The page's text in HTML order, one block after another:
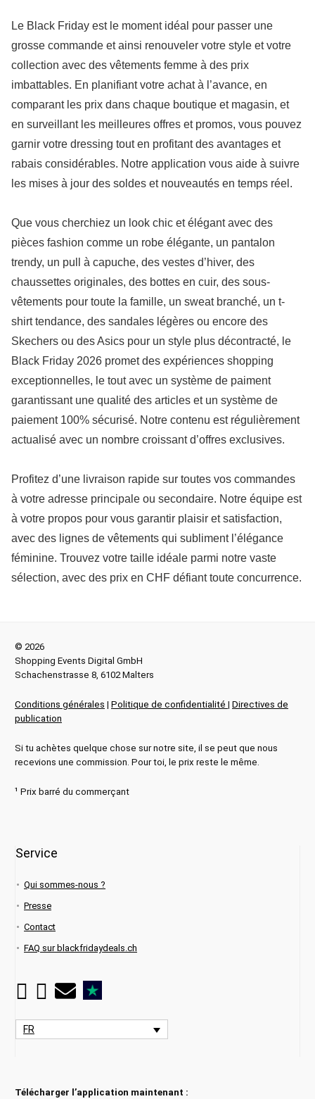
Le Black Friday est le moment idéal pour passer une
grosse commande et ainsi renouveler votre style et votre
collection avec des vêtements femme à des prix
imbattables. En planifiant votre achat à l’avance, en
comparant les prix dans chaque boutique et magasin, et
en surveillant les meilleures offres et promos, vous pouvez
garnir votre dressing tout en profitant des avantages et
rabais considérables. Notre application vous aide à suivre
les mises à jour des soldes et nouveautés en temps réel.
Que vous cherchiez un look chic et élégant avec des
pièces fashion comme un robe élégante, un pantalon
trendy, un pull à capuche, des vestes d’hiver, des
chaussettes originales, des bottes en cuir, des sous-
vêtements pour toute la famille, un sweat branché, un t-
shirt tendance, des sandales légères ou encore des
Skechers ou des Asics pour un style plus décontracté, le
Black Friday 2026 promet des expériences shopping
exceptionnelles, le tout avec un système de paiment
garantissant une qualité des articles et un système de
paiement 100% sécurisé. Notre contenu est régulièrement
actualisé avec un nombre croissant d’offres exclusives.
Profitez d’une livraison rapide sur toutes vos commandes
à votre adresse principale ou secondaire. Notre équipe est
à votre propos pour vous garantir plaisir et satisfaction,
avec des lignes de vêtements qui subliment l’élégance
féminine. Trouvez votre taille idéale parmi notre vaste
sélection, avec des prix en CHF défiant toute concurrence.
© 2026
Shopping Events Digital GmbH
Schachenstrasse 8, 6102 Malters
Conditions générales | Politique de confidentialité | Directives de
publication
Si tu achètes quelque chose sur notre site, il se peut que nous
recevions une commission. Pour toi, le prix reste le même.
¹ Prix barré du commerçant
Service
Qui sommes-nous ?
Presse
Contact
FAQ sur blackfridaydeals.ch
FR
Télécharger l’application maintenant :